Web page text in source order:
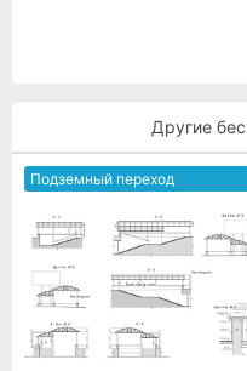
Другие
Подземный переход